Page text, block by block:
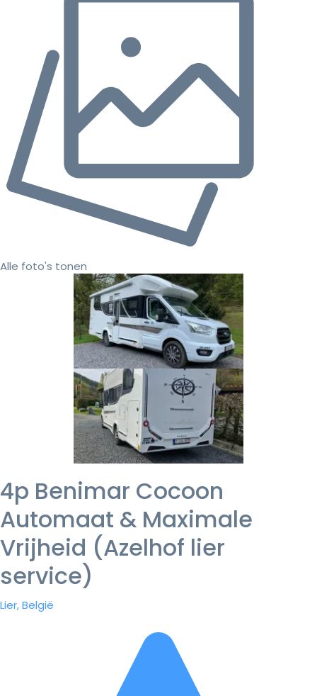
Alle foto's tonen
4p Benimar Cocoon
Automaat & Maximale
Vrijheid (Azelhof lier
service)
Lier, België